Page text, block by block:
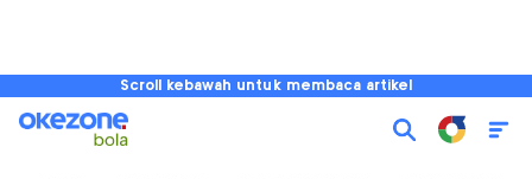
Scroll kebawah untuk membaca artikel